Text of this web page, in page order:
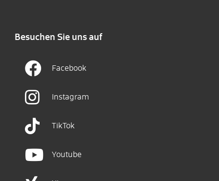
Besuchen Sie uns auf
Facebook
Instagram
TikTok
Youtube